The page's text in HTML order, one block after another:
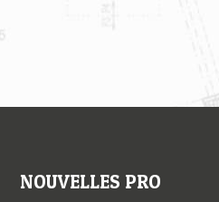
x
NOUVELLES PRO